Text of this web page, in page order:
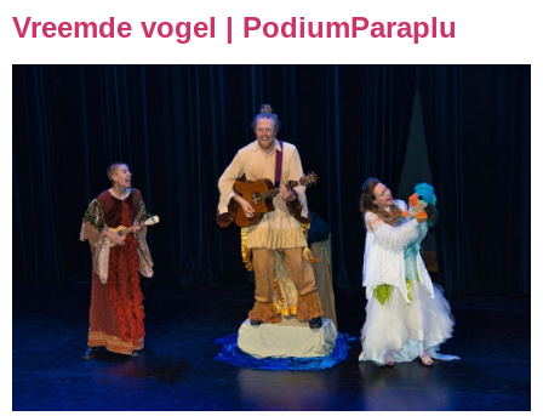
Vreemde vogel | PodiumParaplu